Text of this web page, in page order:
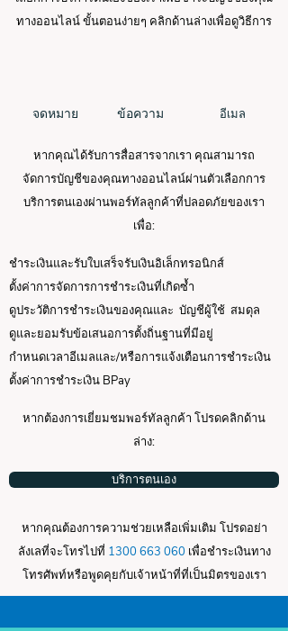
ทางออนไลน์ ขั้นตอนง่ายๆ คลิกด้านล่างเพื่อดูวิธีการ
จดหมาย ข้อความ อีเมล
หากคุณได้รับการสื่อสารจากเรา คุณสามารถ
จัดการบัญชีของคุณทางออนไลน์ผ่านตัวเลือกการ
บริการตนเองผ่านพอร์ทัลลูกค้าที่ปลอดภัยของเรา
เพื่อ:
ชำระเงินและรับใบเสร็จรับเงินอิเล็กทรอนิกส์
ตั้งค่าการจัดการการชำระเงินที่เกิดซ้ำ
ดูประวัติการชำระเงินของคุณและ บัญชีผู้ใช้ สมดุล
ดูและยอมรับข้อเสนอการตั้งถิ่นฐานที่มีอยู่
กำหนดเวลาอีเมลและ/หรือการแจ้งเตือนการชำระเงิน
ตั้งค่าการชำระเงิน BPay
หากต้องการเยี่ยมชมพอร์ทัลลูกค้า โปรดคลิกด้าน
ล่าง:
บริการตนเอง
หากคุณต้องการความช่วยเหลือเพิ่มเติม โปรดอย่า
ลังเลที่จะโทรไปที่ 1300 663 060 เพื่อชำระเงินทาง
โทรศัพท์หรือพูดคุยกับเจ้าหน้าที่ที่เป็นมิตรของเรา